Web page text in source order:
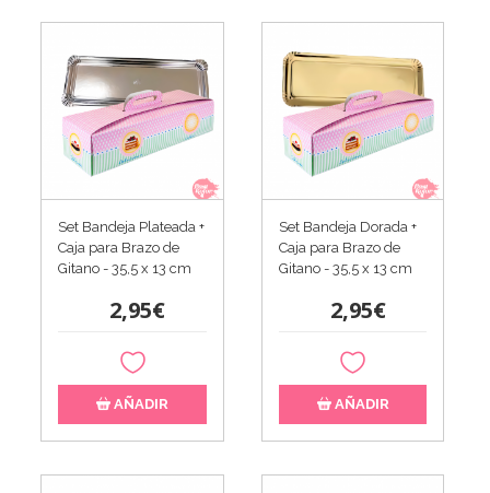
Set Bandeja Plateada +
Caja para Brazo de
Gitano - 35,5 x 13 cm
2,95€
AÑADIR
Set Bandeja Dorada +
Caja para Brazo de
Gitano - 35,5 x 13 cm
2,95€
AÑADIR